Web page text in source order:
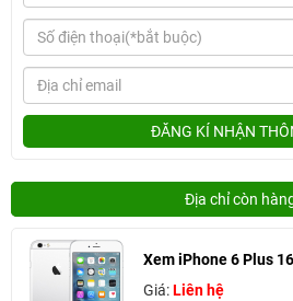
ĐĂNG KÍ NHẬN
Địa chỉ còn
Xem iPhone 6 Plus
Giá:Liên hệ